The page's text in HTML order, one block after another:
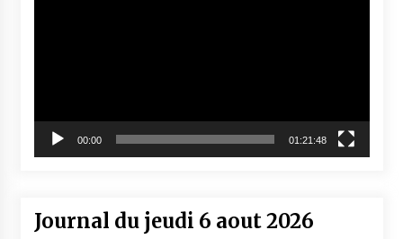
00:00 01:21:48
Journal du jeudi 6 aout 2026